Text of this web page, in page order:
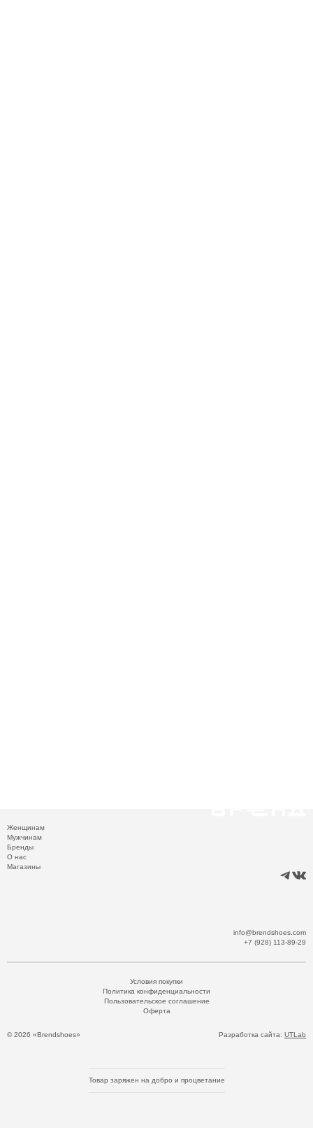
Женщинам
Мужчинам
Бренды
О нас
Магазины
info@brendshoes.com
+7 (928) 113-89-29
© 2026 «Brendshoes»
Условия покупки
Политика конфиденциальности
Пользовательское соглашение
Оферта
Разработка сайта: UTLab
Товар заряжен на добро и процветание